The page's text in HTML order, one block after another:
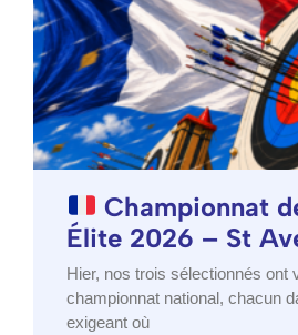
Championnat
Élite 2026 – St
Hier, nos trois sélectionnés ont
championnat national, chacun
exigeant où